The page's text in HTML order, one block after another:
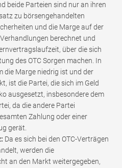
beide Parteien sind nur an ihren
zu börsengehandelten
und die Marge auf der
berechnet und
über die sich
des OTC Sorgen machen. In
die Marge niedrig ist und der
ist die Partei, die sich im Geld
ausgesetzt, insbesondere dem
da die andere Partei
Zahlung oder einer
gerät.
Da es sich bei den OTC-Verträgen
werden die
an den Markt weitergegeben,